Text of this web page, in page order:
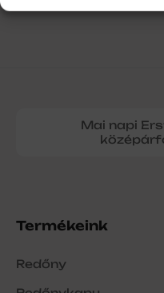
Mai napi
Termékeink
Redőny